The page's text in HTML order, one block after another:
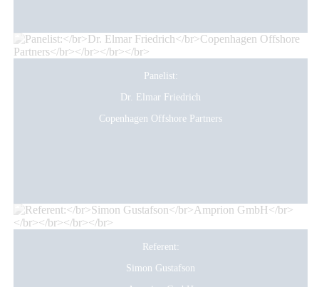
Panelist:
Dr. Elmar Friedrich
Copenhagen Offshore Partners
Referent:
Simon Gustafson